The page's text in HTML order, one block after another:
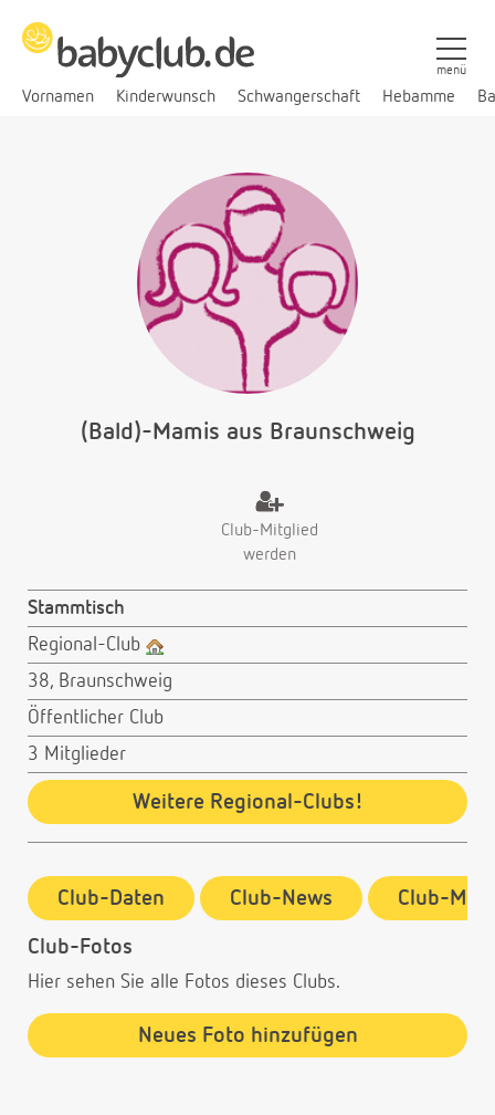
Vornamen Kinderwunsch Schwangerschaft Hebamme
menü
(Bald)-Mamis aus Braunschweig
Club-Mitglied
werden
Stammtisch
Regional-Club
38, Braunschweig
Öffentlicher Club
3 Mitglieder
Weitere Regional-Clubs!
Club-Daten Club-News Club-
Club-Fotos
Hier sehen Sie alle Fotos dieses Clubs.
Neues Foto hinzufügen